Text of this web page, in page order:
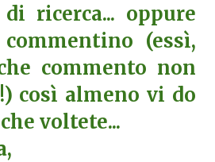
ricerca... oppure
(essì,
commento non
così almeno vi do
voltete...